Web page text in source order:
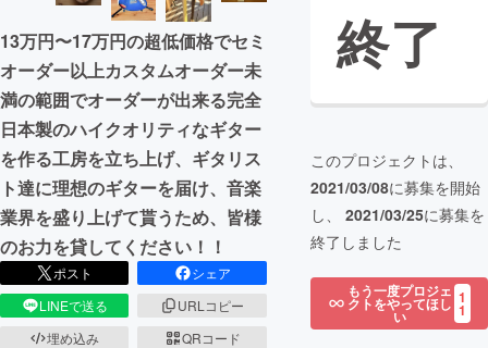
13万円〜17万円の超低価格でセミ
オーダー以上カスタムオーダー未
満の範囲でオーダーが出来る完全
日本製のハイクオリティなギター
を作る工房を立ち上げ、ギタリス
ト達に理想のギターを届け、音楽
業界を盛り上げて貰うため、皆様
のお力を貸してください！！
ポスト
シェア
LINEで送る
URLコピー
埋め込み
QRコード
終了
このプロジェクトは、
2021/03/08に募集を開始
し、 2021/03/25に募集を
終了しました
もう一度プロジェ
クトをやってほし
い
1
1